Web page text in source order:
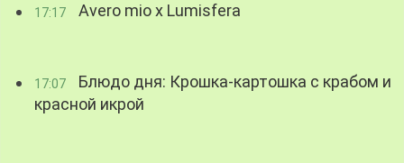
17:17 Avero mio x Lumisfera
17:07
Блюдо дня: Крошка-картошка с крабом и
красной икрой